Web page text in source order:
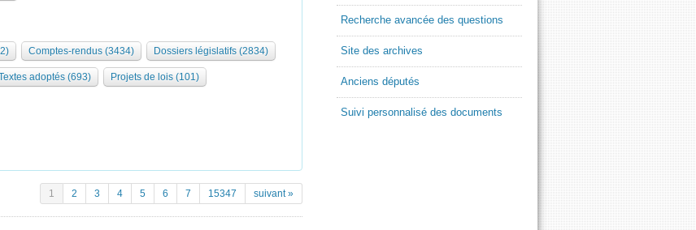
Comptes-rendus (3434) Dossiers législatifs (2834)
adoptés (693) Projets de lois (101)
1 2 3 4 5 6 7 15347 suivant »
Recherche avancée des questions
Site des archives
Anciens députés
Suivi personnalisé des documents